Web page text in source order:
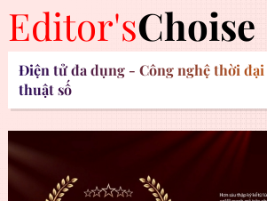
Editor'sChoise
Điện tử đa dụng - Công nghệ thời
thuật số